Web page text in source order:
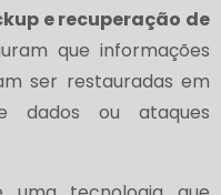
e recuperação de
que informações
ser restauradas em
dados ou ataques